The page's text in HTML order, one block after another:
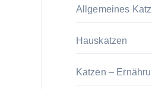
Allgemeines
Hauskatzen
Katzen –